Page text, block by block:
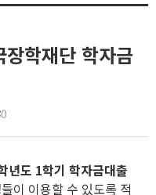
학재단 학자금
년도 1학기 학자금대출
이 이용할 수 있도록 적